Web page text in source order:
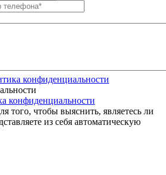
конфиденциальности
конфиденциальности
того, чтобы выяснить, являетесь ли
из себя автоматическую